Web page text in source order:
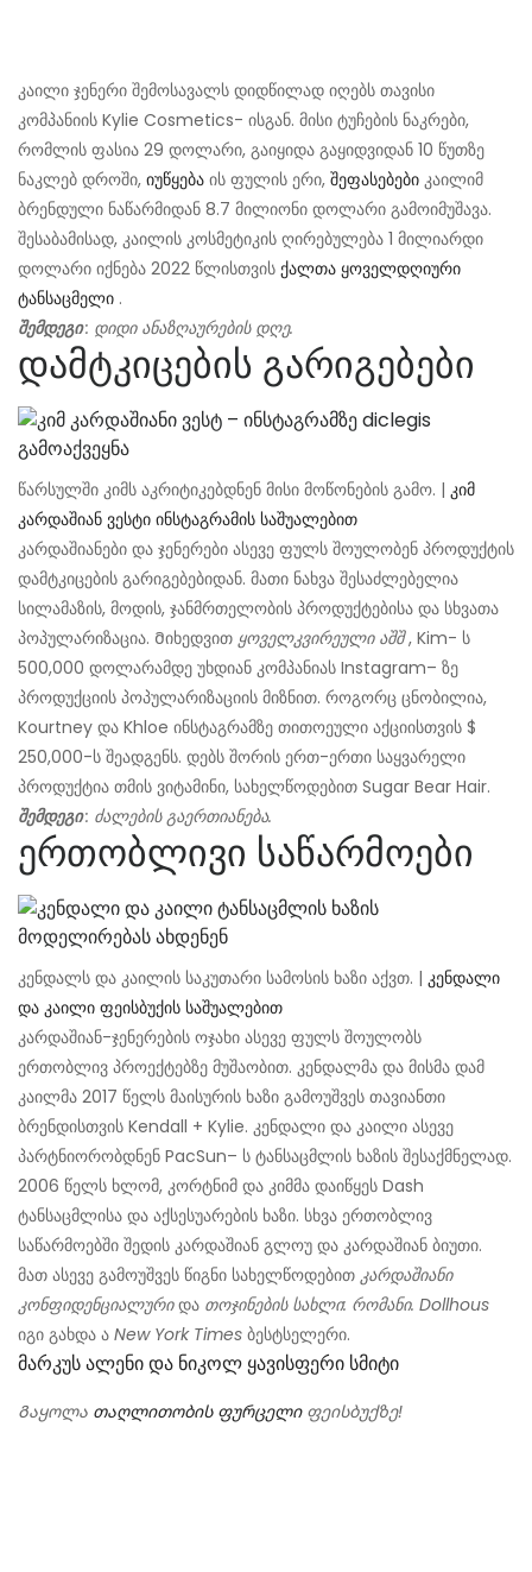
კაილი ჯენერი შემოსავალს დიდწილად იღებს თავისი
კომპანიის Kylie Cosmetics- ისგან. მისი ტუჩების ნაკრები,
რომლის ფასია 29 დოლარი, გაიყიდა გაყიდვიდან 10 წუთზე
ნაკლებ დროში, იუწყება ის ფულის ერი, შეფასებები კაილიმ
ბრენდული ნაწარმიდან 8.7 მილიონი დოლარი გამოიმუშავა.
შესაბამისად, კაილის კოსმეტიკის ღირებულება 1 მილიარდი
დოლარი იქნება 2022 წლისთვის ქალთა ყოველდღიური
ტანსაცმელი .
შემდეგი: დიდი ანაზღაურების დღე.
დამტკიცების გარიგებები
წარსულში კიმს აკრიტიკებდნენ მისი მოწონების გამო. | კიმ
კარდაშიან ვესტი ინსტაგრამის საშუალებით
კარდაშიანები და ჯენერები ასევე ფულს შოულობენ პროდუქტის
დამტკიცების გარიგებებიდან. მათი ნახვა შესაძლებელია
სილამაზის, მოდის, ჯანმრთელობის პროდუქტებისა და სხვათა
პოპულარიზაცია. Მიხედვით ყოველკვირეული აშშ, Kim- ს
500,000 დოლარამდე უხდიან კომპანიას Instagram– ზე
პროდუქციის პოპულარიზაციის მიზნით. როგორც ცნობილია,
Kourtney და Khloe ინსტაგრამზე თითოეული აქციისთვის $
250,000-ს შეადგენს. დებს შორის ერთ-ერთი საყვარელი
პროდუქტია თმის ვიტამინი, სახელწოდებით Sugar Bear Hair.
შემდეგი: ძალების გაერთიანება.
ერთობლივი საწარმოები
კენდალს და კაილის საკუთარი სამოსის ხაზი აქვთ. | კენდალი
და კაილი ფეისბუქის საშუალებით
კარდაშიან-ჯენერების ოჯახი ასევე ფულს შოულობს
ერთობლივ პროექტებზე მუშაობით. კენდალმა და მისმა დამ
კაილმა 2017 წელს მაისურის ხაზი გამოუშვეს თავიანთი
ბრენდისთვის Kendall + Kylie. კენდალი და კაილი ასევე
პარტნიორობდნენ PacSun– ს ტანსაცმლის ხაზის შესაქმნელად.
2006 წელს ხლომ, კორტნიმ და კიმმა დაიწყეს Dash
ტანსაცმლისა და აქსესუარების ხაზი. სხვა ერთობლივ
საწარმოებში შედის კარდაშიან გლოუ და კარდაშიან ბიუთი.
მათ ასევე გამოუშვეს წიგნი სახელწოდებით კარდაშიანი
კონფიდენციალურიდა თოჯინების სახლი: რომანი. Dollhous
იგი გახდა ა New York Times ბესტსელერი.
Მარკუს Ალენი Და Ნიკოლ Ყავისფერი Სმიტი
Გაყოლა თაღლითობის ფურცელიფეისბუქზე!